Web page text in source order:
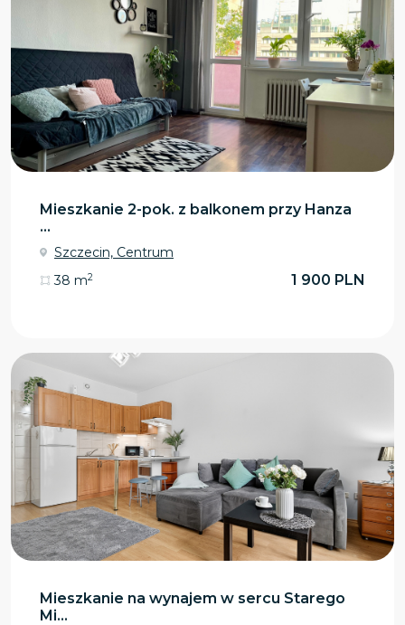
Mieszkanie 2-pok. z balkonem przy Hanza
...
Szczecin, Centrum
38 m2 1 900 PLN
Mieszkanie na wynajem w sercu Starego
Mi...